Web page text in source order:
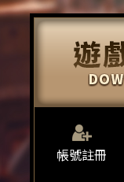
帳號註冊